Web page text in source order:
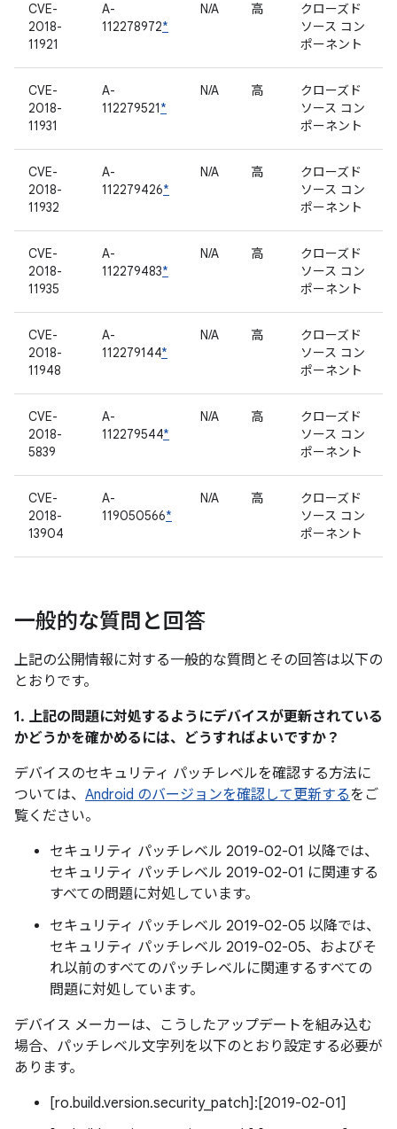
CVE-
2018-
11921
A-
112278972*
N/A 高
クローズド
ソース コン
ポーネント
CVE-
2018-
11931
A-
112279521*
N/A 高
クローズド
ソース コン
ポーネント
CVE-
2018-
11932
A-
112279426*
N/A 高
クローズド
ソース コン
ポーネント
CVE-
2018-
11935
A-
112279483*
N/A 高
クローズド
ソース コン
ポーネント
CVE-
2018-
11948
A-
112279144*
N/A 高
クローズド
ソース コン
ポーネント
CVE-
2018-
5839
A-
112279544*
N/A 高
クローズド
ソース コン
ポーネント
CVE-
2018-
13904
A-
119050566*
N/A 高
クローズド
ソース コン
ポーネント
一般的な質問と回答
上記の公開情報に対する一般的な質問とその回答は以下の
とおりです。
1. 上記の問題に対処するようにデバイスが更新されている
かどうかを確かめるには、どうすればよいですか？
デバイスのセキュリティ パッチレベルを確認する方法に
ついては、 Android のバージョンを確認して更新するをご
覧ください。
セキュリティ パッチレベル 2019-02-01 以降では、
セキュリティ パッチレベル 2019-02-01 に関連する
すべての問題に対処しています。
セキュリティ パッチレベル 2019-02-05 以降では、
セキュリティ パッチレベル 2019-02-05、およびそ
れ以前のすべてのパッチレベルに関連するすべての
問題に対処しています。
デバイス メーカーは、こうしたアップデートを組み込む
場合、パッチレベル文字列を以下のとおり設定する必要が
あります。
[ro.build.version.security_patch]:[2019-02-01]